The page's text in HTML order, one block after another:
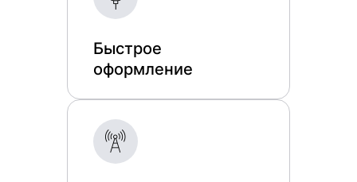
Быстрое
оформление